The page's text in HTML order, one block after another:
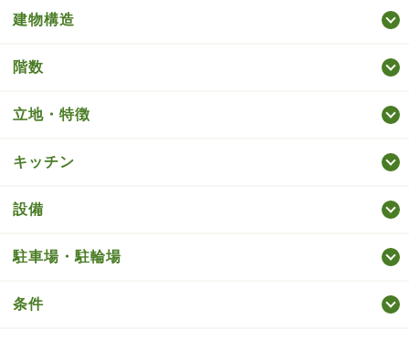
建物構造
階数
立地・特徴
キッチン
設備
駐車場・駐輪場
条件